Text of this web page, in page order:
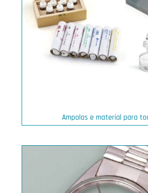
Ampolas e material para